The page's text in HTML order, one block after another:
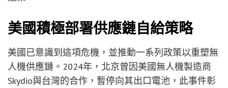
美國積極部署供應鏈自給策略
美國已意識到這項危機，並推動一系列政策以重塑無
人機供應鏈。2024年，北京曾因美國無人機製造商
Skydio與台灣的合作，暫停向其出口電池，此事件彰